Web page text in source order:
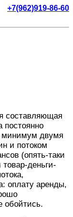
+7(962)919-86-60
составляющая
постоянно
минимум двумя
и потоком
(опять-таки
деньги-
оплату аренды,
обойтись.